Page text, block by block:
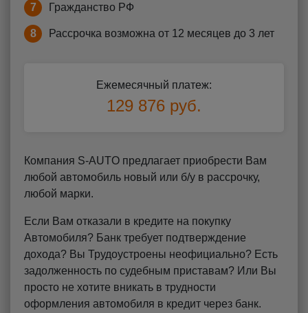
7 Гражданство РФ
8 Рассрочка возможна от 12 месяцев до 3 лет
Ежемесячный платеж:
129 876 руб.
Компания S-AUTO предлагает приобрести Вам
любой автомобиль новый или б/у в рассрочку,
любой марки.
Если Вам отказали в кредите на покупку
Автомобиля? Банк требует подтверждение
дохода? Вы Трудоустроены неофициально? Есть
задолженность по судебным приставам? Или Вы
просто не хотите вникать в трудности
оформления автомобиля в кредит через банк.